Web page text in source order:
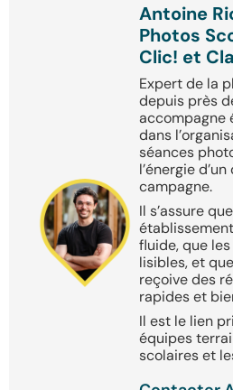
Antoine
Photos
Clic! et
Expert de la
depuis près
accompagne
dans
séances
l’énergie
campagne.
Il s’assure
fluide, que
lisibles, et
reçoive des
rapides et
Il est le lien
équipes
scolaires et